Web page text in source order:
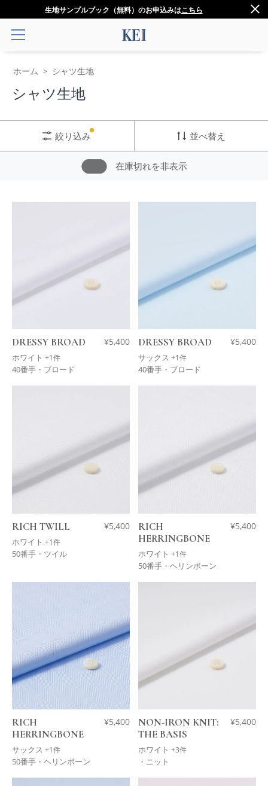
生地サンプルブック（無料）のお申込みはこちら
ホーム > シャツ生地
シャツ生地
絞り込み 並べ替え
在庫切れを非表示
DRESSY BROAD
ホワイト +1件
¥5,400
40番手・ブロード
DRESSY BROAD
サックス +1件
¥5,400
40番手・ブロード
RICH TWILL
ホワイト +1件
¥5,400
50番手・ツイル
RICH
HERRINGBONE
ホワイト +1件
¥5,400
50番手・ヘリンボーン
RICH
HERRINGBONE
サックス +1件
¥5,400
50番手・ヘリンボーン
NON-IRON KNIT:
THE BASIS
ホワイト +3件
¥5,400
・ニット